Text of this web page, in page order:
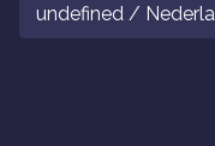
undefined /